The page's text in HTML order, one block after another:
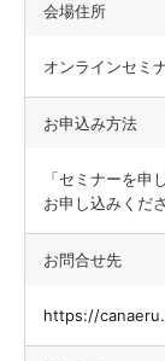
会場住所
オンラインセミ
お申込み方法
「セミナーを申
お申し込みくださ
お問合せ先
https://